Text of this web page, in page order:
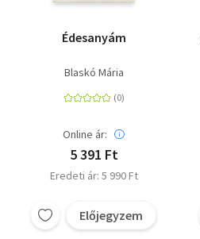
Édesanyám
Blaskó Mária
Online ár:
5 391 Ft
Eredeti ár: 5 990 Ft
Előjegyzem